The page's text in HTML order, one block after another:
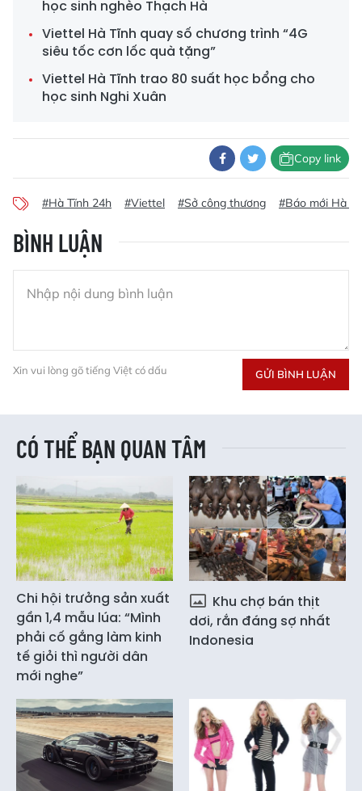
học sinh nghèo Thạch Hà
Viettel Hà Tĩnh quay số chương trình “4G
siêu tốc cơn lốc quà tặng”
Viettel Hà Tĩnh trao 80 suất học bổng cho
học sinh Nghi Xuân
Copy link
#Hà Tĩnh 24h #Viettel #Sở công thương #Báo mới Hà
BÌNH LUẬN
Xin vui lòng gõ tiếng Việt có dấu GỬI BÌNH LUẬN
CÓ THỂ BẠN QUAN TÂM
Chi hội trưởng sản xuất
gần 1,4 mẫu lúa: “Mình
phải cố gắng làm kinh
tế giỏi thì người dân
mới nghe”
Khu chợ bán thịt
dơi, rắn đáng sợ nhất
Indonesia